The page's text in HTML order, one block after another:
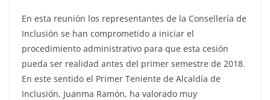
En esta reunión los representantes de la Consellería de
Inclusión se han comprometido a iniciar el
procedimiento administrativo para que esta cesión
pueda ser realidad antes del primer semestre de 2018.
En este sentido el Primer Teniente de Alcaldía de
Inclusión, Juanma Ramón, ha valorado muy